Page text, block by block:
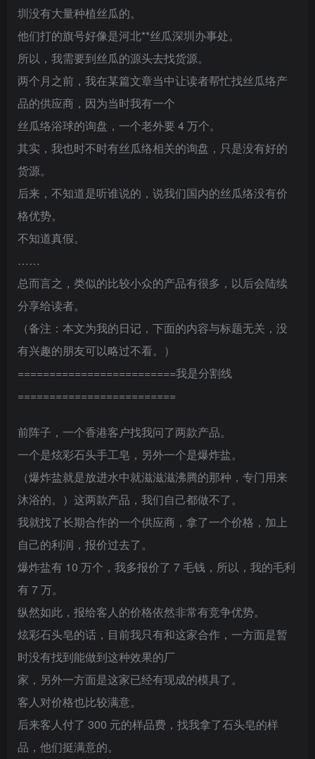
圳没有大量种植丝瓜的。
他们打的旗号好像是河北**丝瓜深圳办事处。
所以，我需要到丝瓜的源头去找货源。
两个月之前，我在某篇文章当中让读者帮忙找丝瓜络产
品的供应商，因为当时我有一个
丝瓜络浴球的询盘，一个老外要 4 万个。
其实，我也时不时有丝瓜络相关的询盘，只是没有好的
货源。
后来，不知道是听谁说的，说我们国内的丝瓜络没有价
格优势。
不知道真假。
……
总而言之，类似的比较小众的产品有很多，以后会陆续
分享给读者。
（备注：本文为我的日记，下面的内容与标题无关，没
有兴趣的朋友可以略过不看。）
=========================我是分割线
=========================
前阵子，一个香港客户找我问了两款产品。
一个是炫彩石头手工皂，另外一个是爆炸盐。
（爆炸盐就是放进水中就滋滋滋沸腾的那种，专门用来
沐浴的。）这两款产品，我们自己都做不了。
我就找了长期合作的一个供应商，拿了一个价格，加上
自己的利润，报价过去了。
爆炸盐有 10 万个，我多报价了 7 毛钱，所以，我的毛利
有 7 万。
纵然如此，报给客人的价格依然非常有竞争优势。
炫彩石头皂的话，目前我只有和这家合作，一方面是暂
时没有找到能做到这种效果的厂
家，另外一方面是这家已经有现成的模具了。
客人对价格也比较满意。
后来客人付了 300 元的样品费，找我拿了石头皂的样
品，他们挺满意的。